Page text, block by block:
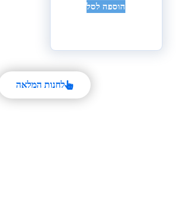
הוספה לסל
לחנות המלאה